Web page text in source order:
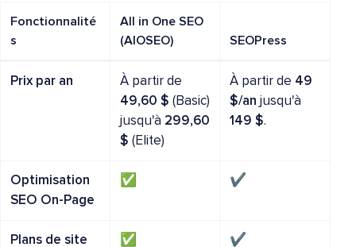
Fonctionnalité
s
All in One SEO
(AIOSEO)
SEOPress
Prix par an
À partir de
49,60 $ (Basic)
jusqu'à 299,60
$ (Elite)
À partir de 49
$/an jusqu'à
149 $.
Optimisation
SEO On-Page
✅ ✔️
Plans de site ✅ ✔️